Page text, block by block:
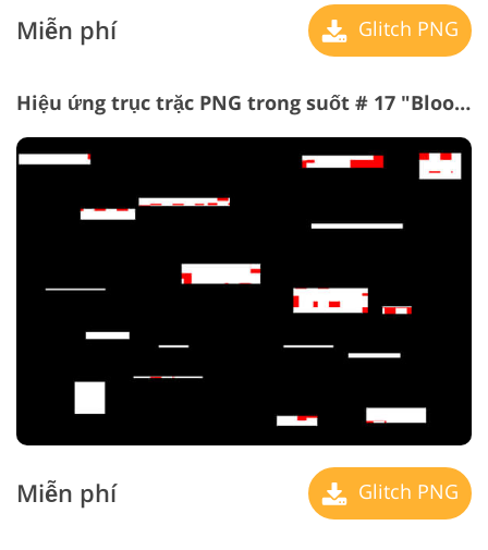
Miễn phí Glitch PNG
Hiệu ứng trục trặc PNG trong suốt # 17 "Bloody Mary"
Miễn phí Glitch PNG